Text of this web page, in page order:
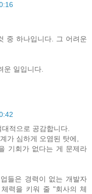
중 하나입니다. 그 어려운
운 일입니다.
적으로 공감합니다.
가 심하게 오염된 탓에,
기회가 없다는 게 문제라
들은 경력이 없는 개발자
력을 키워 줄 "회사의 체